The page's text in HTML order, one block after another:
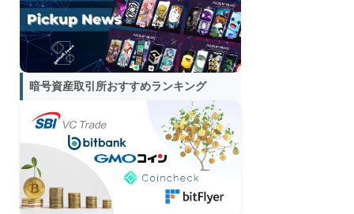
暗号資産取引所おすすめランキング